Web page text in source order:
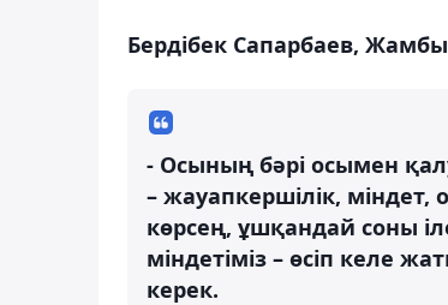
Бердібек Сапарбаев,
- Осының бәрі осымен
– жауапкершілік,
көрсең, ұшқандай соны
міндетіміз – өсіп келе
керек.